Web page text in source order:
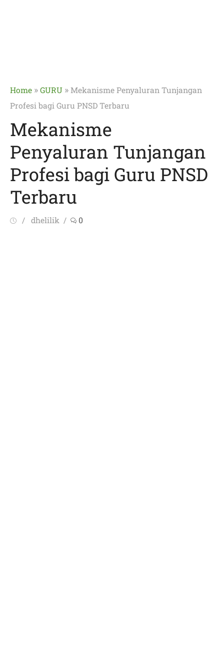
Home »GURU » Mekanisme Penyaluran Tunjangan
Profesi bagi Guru PNSD Terbaru
Mekanisme
Penyaluran Tunjangan
Profesi bagi Guru PNSD
Terbaru
PostedAuthor
dhelilik 0